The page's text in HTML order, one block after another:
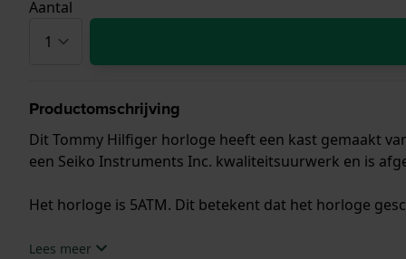
Aantal
Productomschrijving
Dit Tommy Hilfiger horloge heeft een kast gemaakt
een Seiko Instruments Inc. kwaliteitsuurwerk en is
Het horloge is 5ATM. Dit betekent dat het horloge
.Lees meer